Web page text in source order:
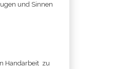
und Sinnen
Handarbeit zu